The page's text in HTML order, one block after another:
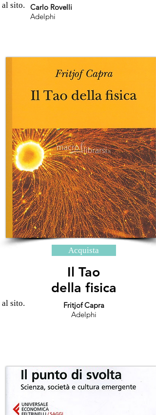
Carlo Rovelli
Adelphi
al sito.
Acquista
Il Tao
della fisica
Fritjof Capra
Adelphi
al sito.